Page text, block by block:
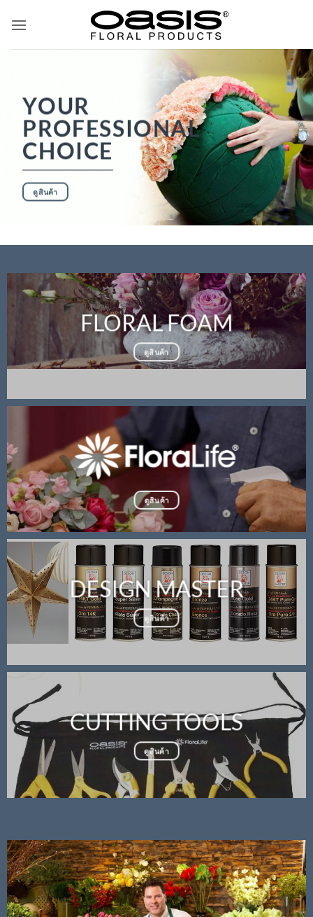
ไป
YOUR
PROFESSIONAL
CHOICE
ดูสินค้า
FLORAL FOAM
ดูสินค้า
ดูสินค้า
DESIGN MASTER
ดูสินค้า
CUTTING TOOLS
ดูสินค้า